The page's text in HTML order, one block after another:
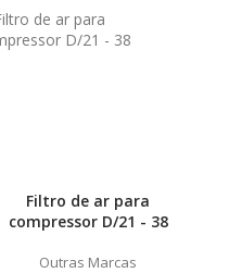
Filtro de ar para
compressor D/21 - 38
Outras Marcas